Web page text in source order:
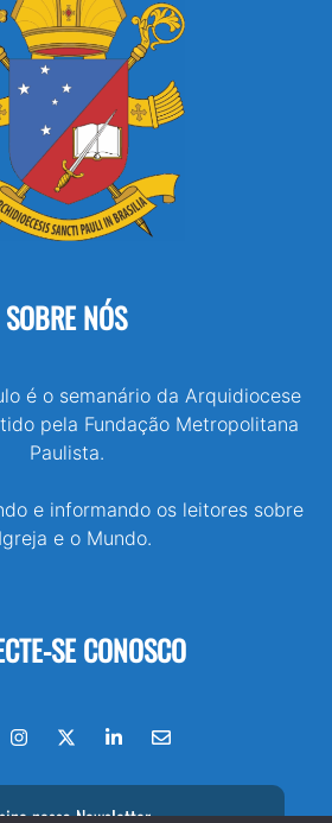
SOBRE NÓS
é o semanário da Arquidiocese
pela Fundação Metropolitana
Paulista.
e informando os leitores sobre
e o Mundo.
SE CONOSCO